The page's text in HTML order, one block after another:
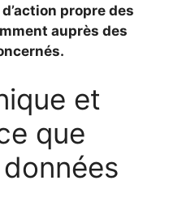
propre des
auprès des
et
que